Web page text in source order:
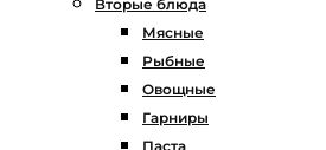
Вторые блюда
Мясные
Рыбные
Овощные
Гарниры
Паста